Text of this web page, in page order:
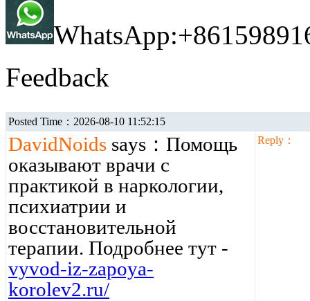
Feedback
Posted Time：2026-08-10 11:52:15
DavidNoids says：Помощь
оказывают врачи с
практикой в наркологии,
психиатрии и
восстановительной
терапии. Подробнее тут -
vyvod-iz-zapoya-
korolev2.ru/
Reply：